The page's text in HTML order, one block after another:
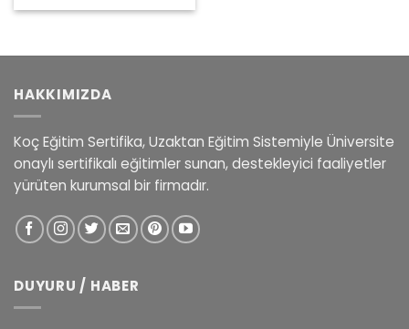
HAKKIMIZDA
Koç Eğitim Sertifika, Uzaktan Eğitim Sistemiyle Üniversite
onaylı sertifikalı eğitimler sunan, destekleyici faaliyetler
yürüten kurumsal bir firmadır.
DUYURU / HABER